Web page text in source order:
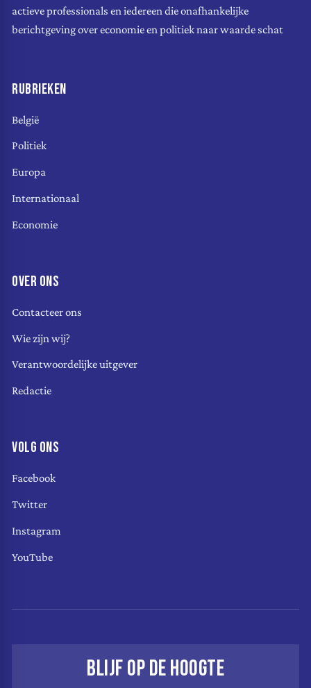
actieve professionals en iedereen die onafhankelijke
berichtgeving over economie en politiek naar waarde schat
RUBRIEKEN
België
Politiek
Europa
Internationaal
Economie
OVER ONS
Contacteer ons
Wie zijn wij?
Verantwoordelijke uitgever
Redactie
VOLG ONS
Facebook
Twitter
Instagram
YouTube
BLIJF OP DE HOOGTE